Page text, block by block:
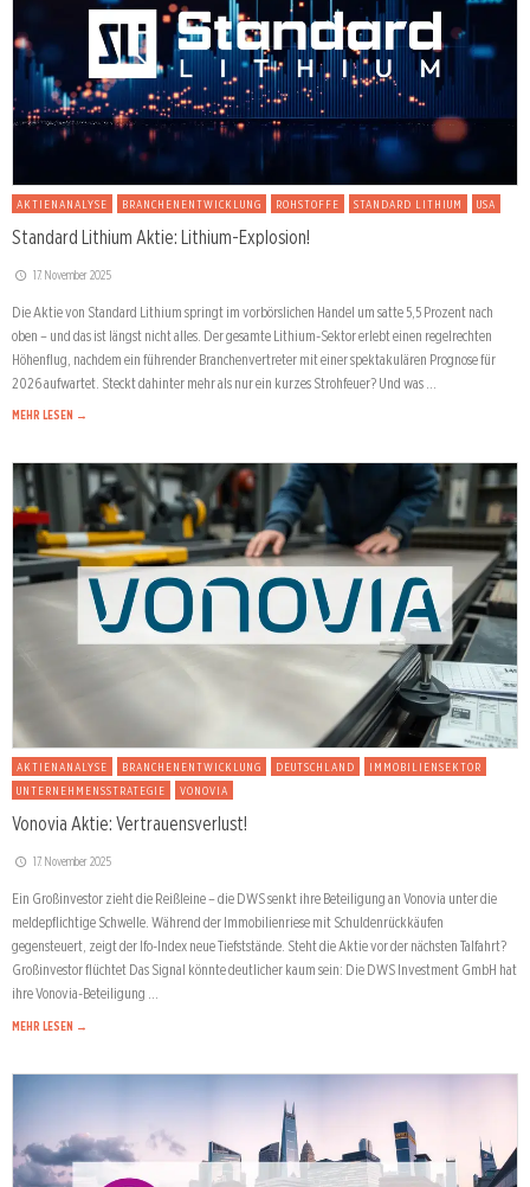
AKTIENANALYSE BRANCHENENTWICKLUNG ROHSTOFFE STANDARD LITHIUM USA
Standard Lithium Aktie: Lithium-Explosion!
17. November 2025
Die Aktie von Standard Lithium springt im vorbörslichen Handel um satte 5,5 Prozent nach
oben – und das ist längst nicht alles. Der gesamte Lithium-Sektor erlebt einen regelrechten
Höhenflug, nachdem ein führender Branchenvertreter mit einer spektakulären Prognose für
2026 aufwartet. Steckt dahinter mehr als nur ein kurzes Strohfeuer? Und was …
MEHR LESEN →
AKTIENANALYSE BRANCHENENTWICKLUNG DEUTSCHLAND
IMMOBILIENSEKTOR
UNTERNEHMENSSTRATEGIE
VONOVIA
Vonovia Aktie: Vertrauensverlust!
17. November 2025
Ein Großinvestor zieht die Reißleine – die DWS senkt ihre Beteiligung an Vonovia unter die
meldepflichtige Schwelle. Während der Immobilienriese mit Schuldenrückkäufen
gegensteuert, zeigt der Ifo-Index neue Tiefststände. Steht die Aktie vor der nächsten Talfahrt?
Großinvestor flüchtet Das Signal könnte deutlicher kaum sein: Die DWS Investment GmbH hat
ihre Vonovia-Beteiligung …
MEHR LESEN →